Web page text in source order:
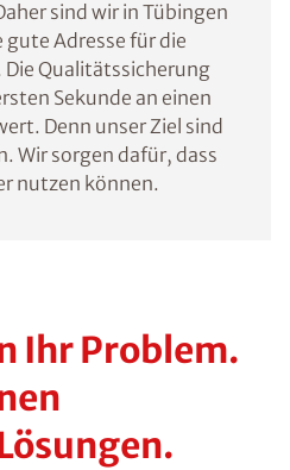
sind wir in Tübingen
Adresse für die
Die Qualitätssicherung
Sekunde an einen
Denn unser Ziel sind
Wir sorgen dafür, dass
nutzen können.
Ihr Problem.